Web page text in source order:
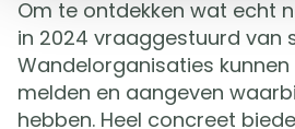
Om te ontdekken wat echt
in 2024 vraaggestuurd van
Wandelorganisaties kunnen
melden en aangeven
hebben. Heel concreet